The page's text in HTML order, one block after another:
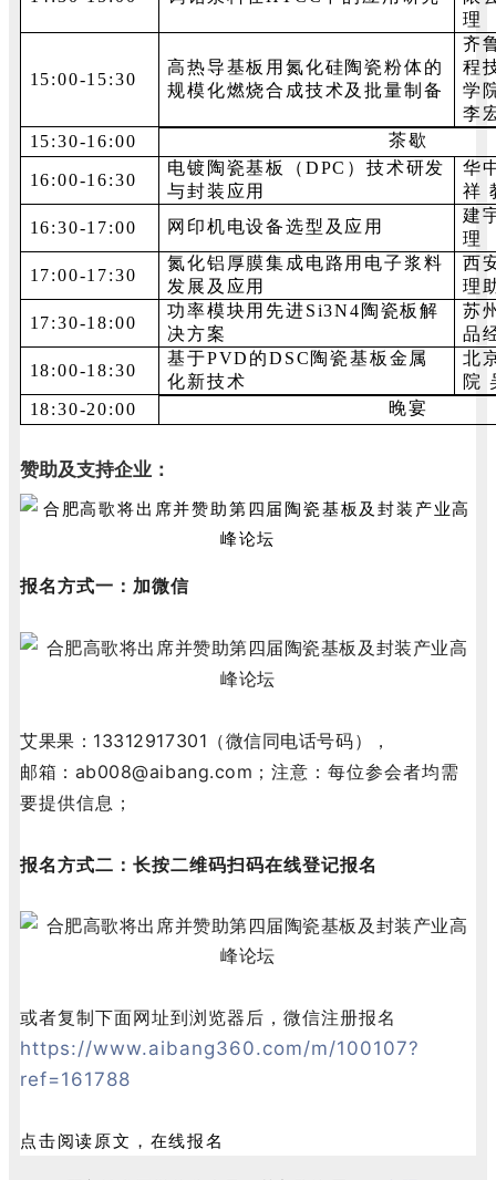
理
15:00-15:30
高热导基板用氮化硅陶瓷粉体的
规模化燃烧合成技术及批量制备
齐
程
学
李
15:30-16:00
茶歇
16:00-16:30
电镀陶瓷基板（DPC）技术研发
与封装应用
华
祥
16:30-17:00
网印机电设备选型及应用
建
理
17:00-17:30
氮化铝厚膜集成电路用电子浆料
发展及应用
西
理
17:30-18:00
功率模块用先进Si3N4陶瓷板解
决方案
苏
品
18:00-18:30
基于PVD的DSC陶瓷基板金属
化新技术
北
院
18:30-20:00
晚宴
赞助及支持企业：
报名方式一：加微信
艾果果：13312917301（微信同电话号码），
邮箱：ab008@aibang.com； 注意：每位参会者均需
要提供信息；
报名方式二：长按二维码扫码在线登记报名
或者复制下面网址到浏览器后，微信注册报名
https://www.aibang360.com/m/100107?
ref=161788
点击阅读原文，在线报名